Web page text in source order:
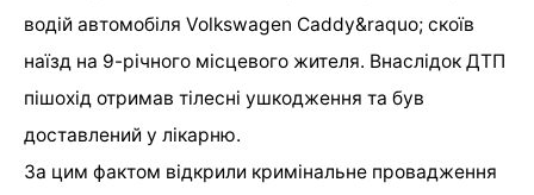
водій автомобіля Volkswagen Caddy&raquo; скоїв
наїзд на 9-річного місцевого жителя. Внаслідок ДТП
пішохід отримав тілесні ушкодження та був
доставлений у лікарню.
За цим фактом відкрили кримінальне провадження